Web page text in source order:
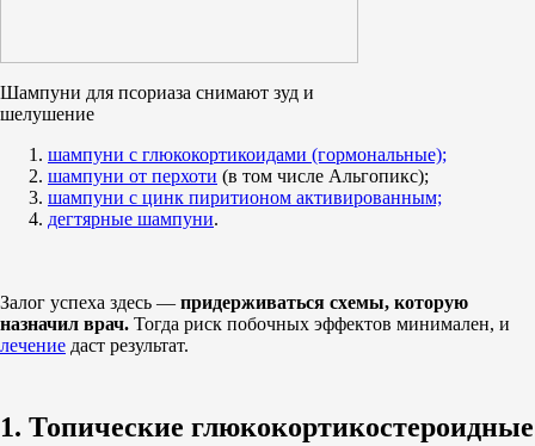
Шампуни для псориаза снимают зуд и
шелушение
шампуни с глюкокортикоидами (гормональные);
шампуни от перхоти (в том числе Альгопикс);
шампуни с цинк пиритионом активированным;
дегтярные шампуни.
Залог успеха здесь — придерживаться схемы, которую
назначил врач. Тогда риск побочных эффектов минимален, и
лечение даст результат.
1. Топические глюкокортикостероидные